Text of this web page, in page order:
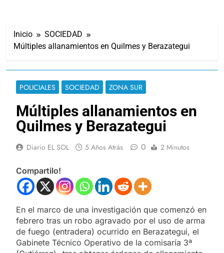
Inicio
SOCIEDAD
Múltiples allanamientos en Quilmes y Berazategui
POLICIALES SOCIEDAD ZONA SUR
Múltiples allanamientos en
Quilmes y Berazategui
Diario EL SOL 5 Años Atrás 0 2 Minutos
Compartilo!
En el marco de una investigación que comenzó en
febrero tras un robo agravado por el uso de arma
de fuego (entradera) ocurrido en Berazategui, el
Gabinete Técnico Operativo de la comisaría 3ª